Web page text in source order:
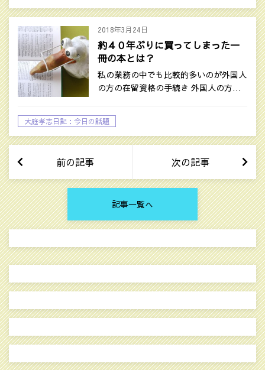
2018年3月24日
約４０年ぶりに買ってしまった一
冊の本とは？
私の業務の中でも比較的多いのが外国人
の方の在留資格の手続き 外国人の方…
大庭孝志日記：今日の話題
前の記事 次の記事
記事一覧へ